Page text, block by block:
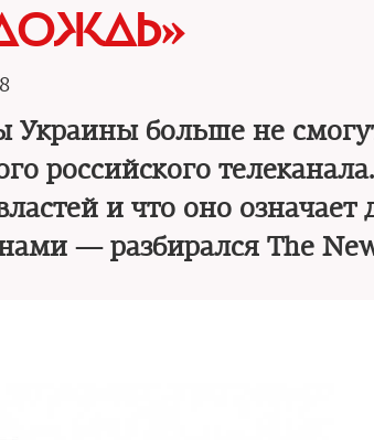
Украины больше не
российского
и что оно означает
— разбирался The